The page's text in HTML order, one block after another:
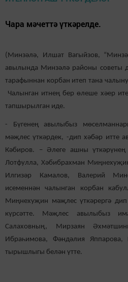
Чара мәчеттә үткәрелде.
(Минзәлә, Илшат Вагыйзов,
авылында Минзәлә районы советы
тарафыннан корбан итеп тана
Чалынган итнең бер өлеше хәер
тапшырылган иде.
- Бүгенең авылыбыз
мәҗлес үткәрдек, -дип хәбәр итте
Кәбиров. – Әлеге ашны үткәрүнең
Лотфулла, Хәбибрахман
Илгизәр Камалов, Валерий
исеменнән чалынган корбан
Миңнехуҗин мәҗлес үткәрергә
күрсәтте. Мәҗлес авылыбыз
Салаховның, Мирзаян
Ибраһимова, Фәндәлия Яппарова,
тырышлыгы белән үтте.